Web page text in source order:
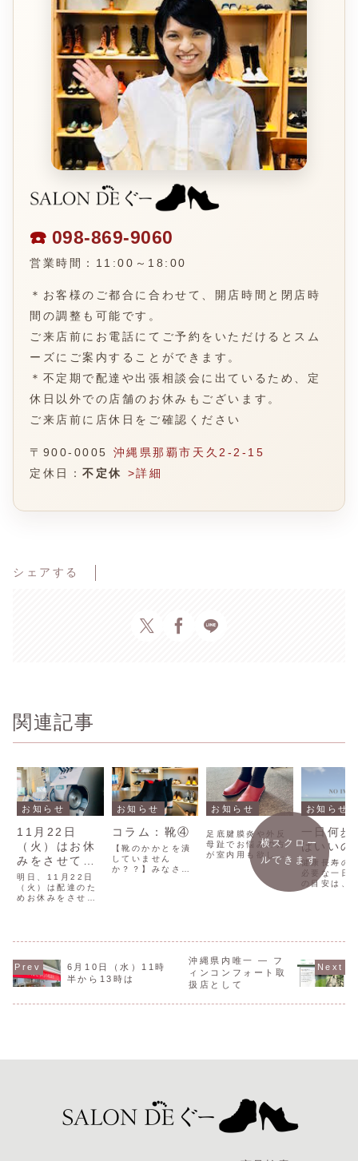
☎️ 098-869-9060
営業時間：11:00～18:00
＊お客様のご都合に合わせて、開店時間と閉店時
間の調整も可能です。
ご来店前にお電話にてご予約をいただけるとスム
ーズにご案内することができます。
＊不定期で配達や出張相談会に出ているため、定
休日以外での店舗のお休みもございます。
ご来店前に店休日をご確認ください
〒900-0005
沖縄県那覇市天久2-2-15
定休日：不定休 >詳細
シェアする
関連記事
お知らせ
11月22日
（火）はお休
みをさせてい
ただきます。
明日、11月22日
（火）は配達のた
めお休みをさせて
だきます。
お知らせ
コラム：靴④
【靴のかかとを潰
していません
か？？】みなさん
分がつぶれている
す。小さい頃に親
御さんや大人か
ら、靴のかかとを
ましょ...
お知らせ
足底腱膜炎や外反
母趾でお悩みの方
が室内用も欲しい
とご希望もありま
す。本日もお求め
いただきました。
せ。
お知らせ
一日何歩
ばいいの
健康長寿の
必要な一日
の目安は、
1日6,000
心血管疾患
習慣病のリ
横スクロー
ルできます
6月10日（水）11時
半から13時は
沖縄県内唯一 ― フ
ィンコンフォート取
扱店として